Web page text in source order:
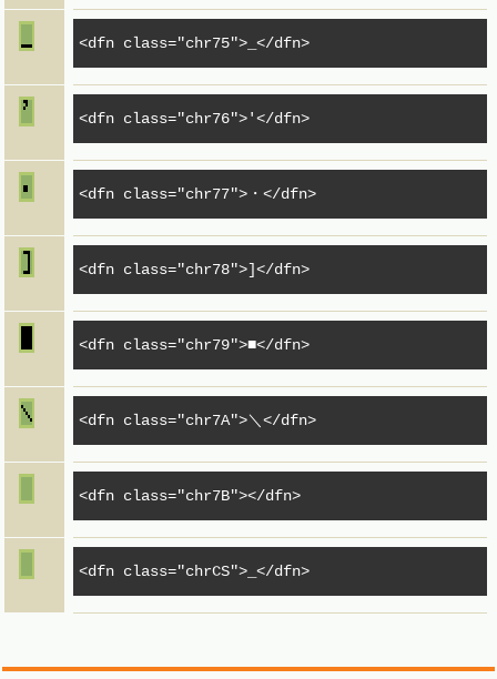
<dfn class="chr75">_</dfn>
<dfn class="chr76">'</dfn>
<dfn class="chr77">・</dfn>
<dfn class="chr78">]</dfn>
<dfn class="chr79">■</dfn>
<dfn class="chr7A">＼</dfn>
<dfn class="chr7B"></dfn>
<dfn class="chrCS">_</dfn>